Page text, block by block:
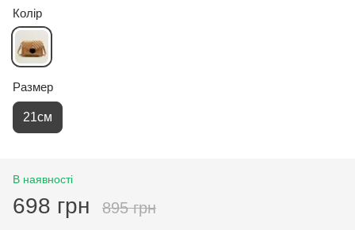
Колір
Размер
21см
В наявності
698 грн 895 грн